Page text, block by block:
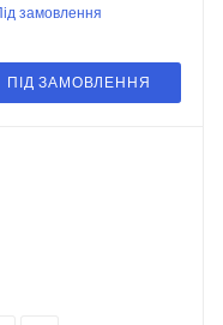
замовлення
ПІД ЗАМОВЛЕННЯ